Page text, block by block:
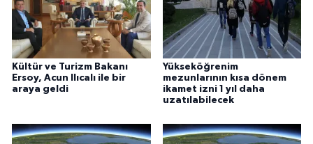
Kültür ve Turizm Bakanı
Ersoy, Acun Ilıcalı ile bir
araya geldi
Yükseköğrenim
mezunlarının kısa dönem
ikamet izni 1 yıl daha
uzatılabilecek